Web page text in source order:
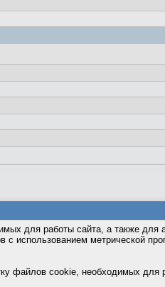
для работы сайта, а также для
с использованием метрической
файлов cookie, необходимых для